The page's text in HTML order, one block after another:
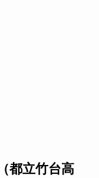
都立竹台高